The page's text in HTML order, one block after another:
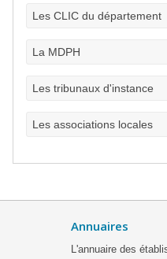
Les CLIC du département
La MDPH
Les tribunaux d'instance
Les associations locales
Annuaires
L'annuaire des